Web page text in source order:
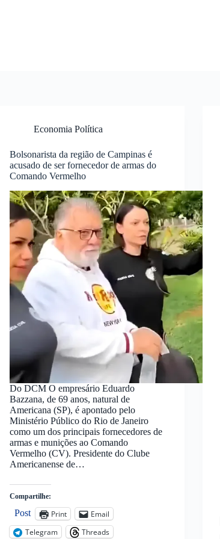
Economia Política
Bolsonarista da região de Campinas é
acusado de ser fornecedor de armas do
Comando Vermelho
Do DCM O empresário Eduardo
Bazzana, de 69 anos, natural de
Americana (SP), é apontado pelo
Ministério Público do Rio de Janeiro
como um dos principais fornecedores de
armas e munições ao Comando
Vermelho (CV). Presidente do Clube
Americanense de…
Compartilhe:
Post Print
Email
Telegram
Threads